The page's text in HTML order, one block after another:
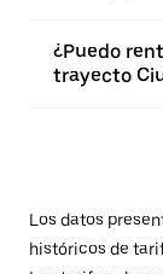
¿Puedo
trayecto
Los datos
históricos de